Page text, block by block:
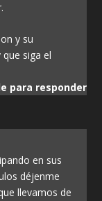
y su
siga el
para responder
en sus
déjenme
llevamos de